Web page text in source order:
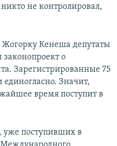
не контролировал,
Жогорку Кенеша депутаты
законопроект о
Зарегистрированные 75
единогласно. Значит,
время поступит в
уже поступивших в